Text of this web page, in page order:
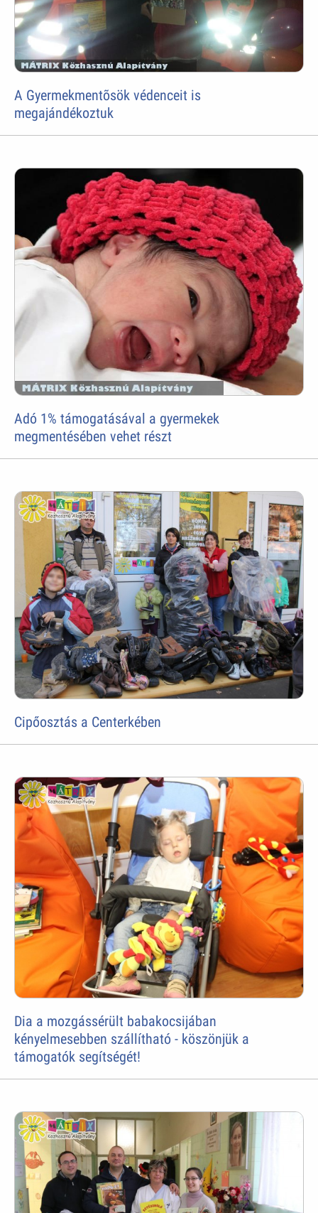
A Gyermekmentõsök védenceit is
megajándékoztuk
Adó 1% támogatásával a gyermekek
megmentésében vehet részt
Cipőosztás a Centerkében
Dia a mozgássérült babakocsijában
kényelmesebben szállítható - köszönjük a
támogatók segítségét!